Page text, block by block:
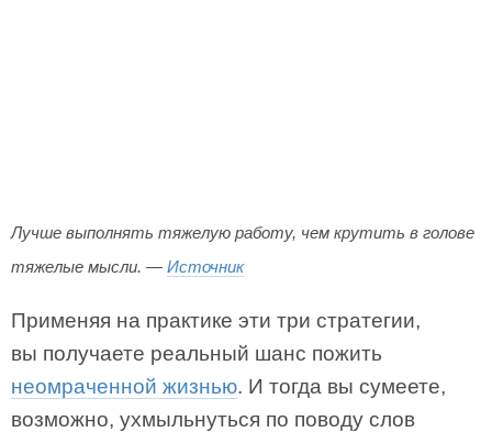
Лучше выполнять тяжелую работу, чем крутить в голове
тяжелые мысли. — Источник
Применяя на практике эти три стратегии,
вы получаете реальный шанс пожить
неомраченной жизнью. И тогда вы сумеете,
возможно, ухмыльнуться по поводу слов